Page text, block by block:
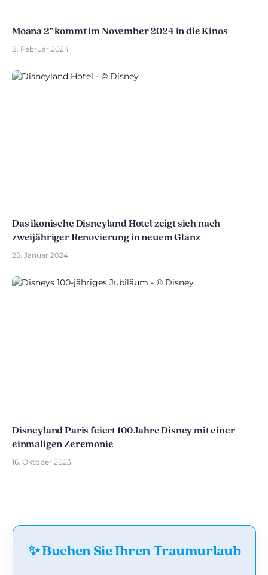
Moana 2" kommt im November 2024 in die Kinos
8. Februar 2024
Das ikonische Disneyland Hotel zeigt sich nach
zweijähriger Renovierung in neuem Glanz
25. Januar 2024
Disneyland Paris feiert 100 Jahre Disney mit einer
einmaligen Zeremonie
16. Oktober 2023
✨ Buchen Sie Ihren Traumurlaub